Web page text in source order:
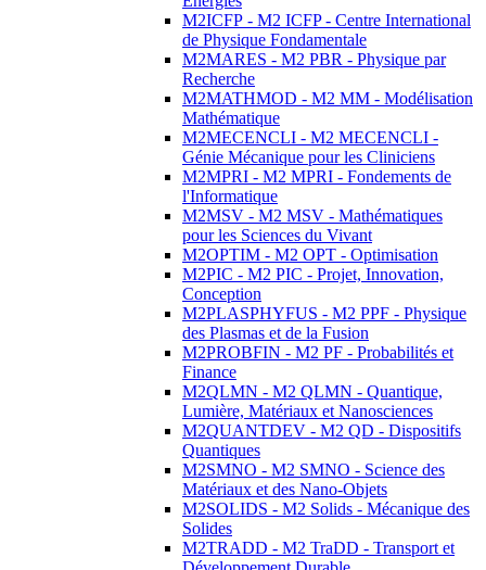
M2ICFP - M2 ICFP - Centre International
de Physique Fondamentale
M2MARES - M2 PBR - Physique par
Recherche
M2MATHMOD - M2 MM - Modélisation
Mathématique
M2MECENCLI - M2 MECENCLI -
Génie Mécanique pour les Cliniciens
M2MPRI - M2 MPRI - Fondements de
l'Informatique
M2MSV - M2 MSV - Mathématiques
pour les Sciences du Vivant
M2OPTIM - M2 OPT - Optimisation
M2PIC - M2 PIC - Projet, Innovation,
Conception
M2PLASPHYFUS - M2 PPF - Physique
des Plasmas et de la Fusion
M2PROBFIN - M2 PF - Probabilités et
Finance
M2QLMN - M2 QLMN - Quantique,
Lumière, Matériaux et Nanosciences
M2QUANTDEV - M2 QD - Dispositifs
Quantiques
M2SMNO - M2 SMNO - Science des
Matériaux et des Nano-Objets
M2SOLIDS - M2 Solids - Mécanique des
Solides
M2TRADD - M2 TraDD - Transport et